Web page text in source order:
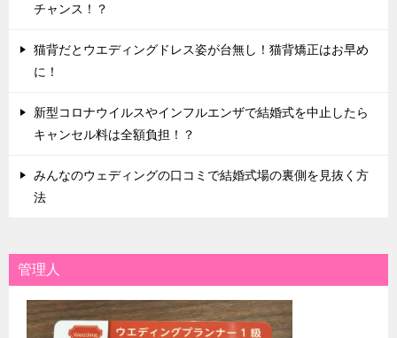
チャンス！？
猫背だとウエディングドレス姿が台無し！猫背矯正はお早め
に！
新型コロナウイルスやインフルエンザで結婚式を中止したら
キャンセル料は全額負担！？
みんなのウェディングの口コミで結婚式場の裏側を見抜く方
法
管理人